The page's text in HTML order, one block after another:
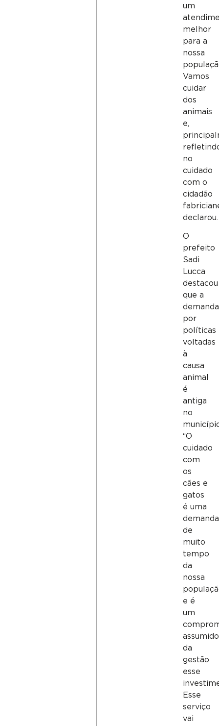
um
melhor
para a
nossa
Vamos
cuidar
dos
animais
e,
no
cuidado
com o
cidadão
declarou.
O
prefeito
Sadi
Lucca
destacou
que a
demanda
por
políticas
voltadas
à
causa
animal
é
antiga
no
“O
cuidado
com
os
cães e
gatos
é uma
demanda
de
muito
tempo
da
nossa
e é
um
assumido
da
gestão
esse
Esse
serviço
vai